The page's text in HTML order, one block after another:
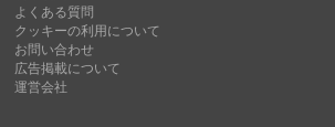
よくある質問
クッキーの利用について
お問い合わせ
広告掲載について
運営会社